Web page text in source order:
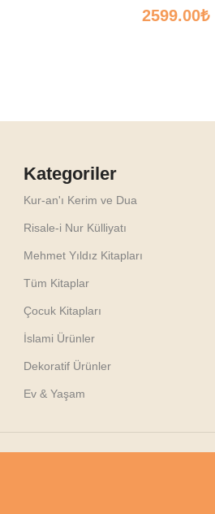
2599.00₺
Kategoriler
Kur-an'ı Kerim ve Dua
Risale-i Nur Külliyatı
Mehmet Yıldız Kitapları
Tüm Kitaplar
Çocuk Kitapları
İslami Ürünler
Dekoratif Ürünler
Ev & Yaşam